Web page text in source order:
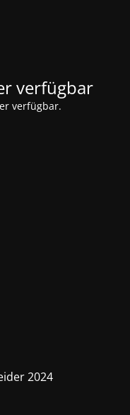
verfügbar
verfügbar.
2024